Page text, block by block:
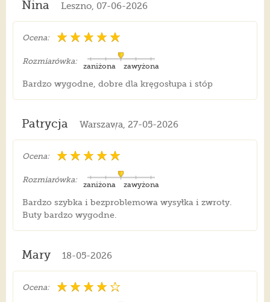
Nina Leszno, 07-06-2026
Ocena:
Rozmiarówka:
zawyżona
zaniżona
Bardzo wygodne, dobre dla kręgosłupa i stóp
Patrycja Warszawa, 27-05-2026
Ocena:
Rozmiarówka:
zawyżona
zaniżona
Bardzo szybka i bezproblemowa wysyłka i zwroty.
Buty bardzo wygodne.
Mary 18-05-2026
Ocena: